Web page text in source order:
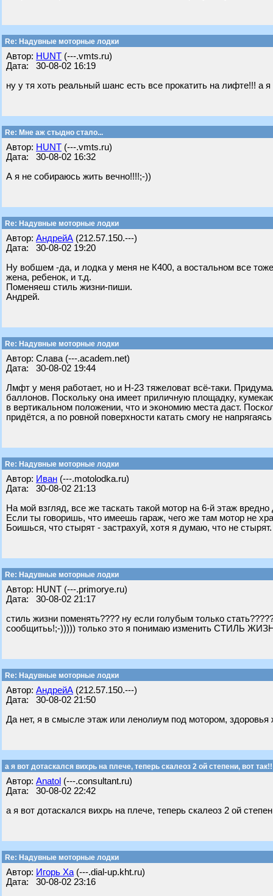
Re: Надувные моторные лодки
Автор: HUNT (---.vmts.ru)
Дата: 30-08-02 16:19
ну у тя хоть реальный шанс есть все прокатить на лифте!!! а
Re: Мне аж стыдно стало...
Автор: HUNT (---.vmts.ru)
Дата: 30-08-02 16:32
А я не собираюсь жить вечно!!!!;-))
Re: Надувные моторные лодки
Автор: АндрейА (212.57.150.---)
Дата: 30-08-02 19:20
Ну вобшем -да, и лодка у меня не К400, а востальном все
жена, ребенок, и т.д.
Поменяеш стиль жизни-пиши.
Андрей.
Re: Надувные моторные лодки
Автор: Слава (---.academ.net)
Дата: 30-08-02 19:44
Лмфт у меня работает, но и Н-23 тяжеловат всё-таки.
баллонов. Поскольку она имеет приличную площадку,
в вертикальном положении, что и экономию места даст.
придётся, а по ровной поверхности катать смогу не
Re: Надувные моторные лодки
Автор: Иван (---.motolodka.ru)
Дата: 30-08-02 21:13
На мой взгляд, все же таскать такой мотор на 6-й этаж
Если ты говоришь, что имеешь гараж, чего же там мотор не
Боишься, что стырят - застрахуй, хотя я думаю, что не
Re: Надувные моторные лодки
Автор: HUNT (---.primorye.ru)
Дата: 30-08-02 21:17
стиль жизни поменять???? ну если голубым только
сообщитьь!;-))))) только это я понимаю изменить СТИЛЬ
Re: Надувные моторные лодки
Автор: АндрейА (212.57.150.---)
Дата: 30-08-02 21:50
Да нет, я в смысле этаж или ленолиум под мотором,
а я вот дотаскался вихрь на плече, теперь скалеоз 2 ой степени, вот
Автор: Anatol (---.consultant.ru)
Дата: 30-08-02 22:42
а я вот дотаскался вихрь на плече, теперь скалеоз 2 ой
Re: Надувные моторные лодки
Автор: Игорь Ха (---.dial-up.kht.ru)
Дата: 30-08-02 23:16